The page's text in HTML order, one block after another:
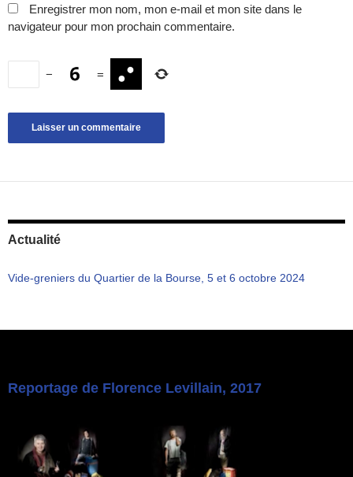
Enregistrer mon nom, mon e-mail et mon site dans le
navigateur pour mon prochain commentaire.
− =
Actualité
Vide-greniers du Quartier de la Bourse, 5 et 6 octobre 2024
Reportage de Florence Levillain, 2017